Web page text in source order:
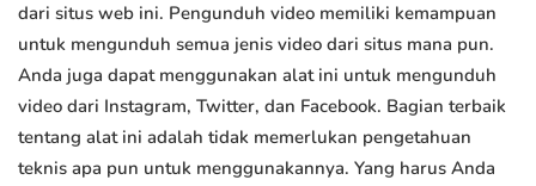
dari situs web ini. Pengunduh video memiliki kemampuan
untuk mengunduh semua jenis video dari situs mana pun.
Anda juga dapat menggunakan alat ini untuk mengunduh
video dari Instagram, Twitter, dan Facebook. Bagian terbaik
tentang alat ini adalah tidak memerlukan pengetahuan
teknis apa pun untuk menggunakannya. Yang harus Anda